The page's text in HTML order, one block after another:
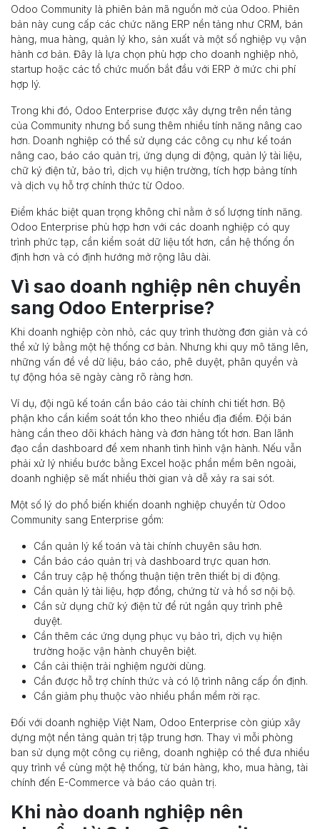
Odoo Community là phiên bản mã nguồn mở của Odoo. Phiên
bản này cung cấp các chức năng ERP nền tảng như CRM, bán
hàng, mua hàng, quản lý kho, sản xuất và một số nghiệp vụ vận
hành cơ bản. Đây là lựa chọn phù hợp cho doanh nghiệp nhỏ,
startup hoặc các tổ chức muốn bắt đầu với ERP ở mức chi phí
hợp lý.
Trong khi đó, Odoo Enterprise được xây dựng trên nền tảng
của Community nhưng bổ sung thêm nhiều tính năng nâng cao
hơn. Doanh nghiệp có thể sử dụng các công cụ như kế toán
nâng cao, báo cáo quản trị, ứng dụng di động, quản lý tài liệu,
chữ ký điện tử, bảo trì, dịch vụ hiện trường, tích hợp bảng tính
và dịch vụ hỗ trợ chính thức từ Odoo.
Điểm khác biệt quan trọng không chỉ nằm ở số lượng tính năng.
Odoo Enterprise phù hợp hơn với các doanh nghiệp có quy
trình phức tạp, cần kiểm soát dữ liệu tốt hơn, cần hệ thống ổn
định hơn và có định hướng mở rộng lâu dài.
Vì sao doanh nghiệp nên chuyển
sang Odoo Enterprise?
Khi doanh nghiệp còn nhỏ, các quy trình thường đơn giản và có
thể xử lý bằng một hệ thống cơ bản. Nhưng khi quy mô tăng lên,
những vấn đề về dữ liệu, báo cáo, phê duyệt, phân quyền và
tự động hóa sẽ ngày càng rõ ràng hơn.
Ví dụ, đội ngũ kế toán cần báo cáo tài chính chi tiết hơn. Bộ
phận kho cần kiểm soát tồn kho theo nhiều địa điểm. Đội bán
hàng cần theo dõi khách hàng và đơn hàng tốt hơn. Ban lãnh
đạo cần dashboard để xem nhanh tình hình vận hành. Nếu vẫn
phải xử lý nhiều bước bằng Excel hoặc phần mềm bên ngoài,
doanh nghiệp sẽ mất nhiều thời gian và dễ xảy ra sai sót.
Một số lý do phổ biến khiến doanh nghiệp chuyển từ Odoo
Community sang Enterprise gồm:
Cần quản lý kế toán và tài chính chuyên sâu hơn.
Cần báo cáo quản trị và dashboard trực quan hơn.
Cần truy cập hệ thống thuận tiện trên thiết bị di động.
Cần quản lý tài liệu, hợp đồng, chứng từ và hồ sơ nội bộ.
Cần sử dụng chữ ký điện tử để rút ngắn quy trình phê
duyệt.
Cần thêm các ứng dụng phục vụ bảo trì, dịch vụ hiện
trường hoặc vận hành chuyên biệt.
Cần cải thiện trải nghiệm người dùng.
Cần được hỗ trợ chính thức và có lộ trình nâng cấp ổn định.
Cần giảm phụ thuộc vào nhiều phần mềm rời rạc.
Đối với doanh nghiệp Việt Nam, Odoo Enterprise còn giúp xây
dựng một nền tảng quản trị tập trung hơn. Thay vì mỗi phòng
ban sử dụng một công cụ riêng, doanh nghiệp có thể đưa nhiều
quy trình về cùng một hệ thống, từ bán hàng, kho, mua hàng, tài
chính đến E-Commerce và báo cáo quản trị.
Khi nào doanh nghiệp nên